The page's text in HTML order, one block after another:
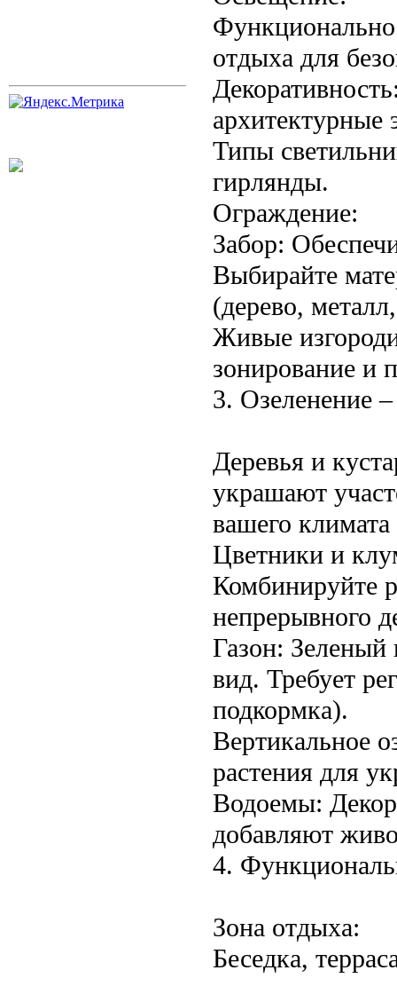
отдыха для
Типы
гирлянды.
Ограждение:
Забор:
Выбирайте
(дерево,
Живые
зонирование и
3. Озеленение
Деревья и
украшают
вашего
Цветники и
Комбинируйте
непрерывного
Газон:
вид. Требует
подкормка).
Вертикальное
растения для
Водоемы:
добавляют
4.
Зона отдыха:
Беседка,